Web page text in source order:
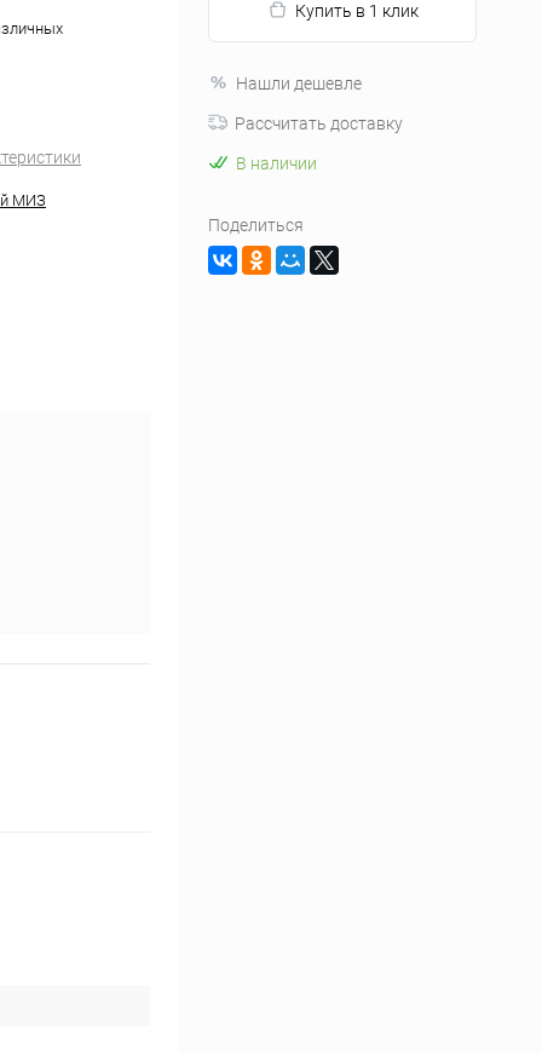
МИЗ
Купить в 1 клик
Нашли дешевле
Рассчитать доставку
В наличии
Поделиться